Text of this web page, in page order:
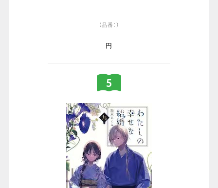
（品番：）
円